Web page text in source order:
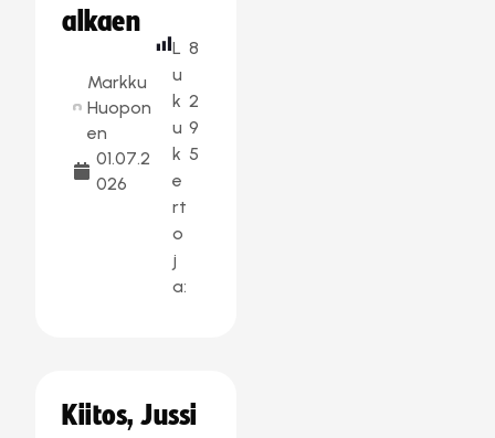
alkaen
Markku
Huopon
en
01.07.2
026
L
u
k
u
k
e
rt
o
j
a:
8
2
9
5
Kiitos, Jussi